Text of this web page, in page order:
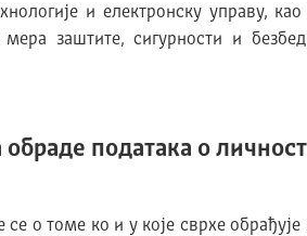
и електронску управу,
заштите, сигурности и
података о
о томе ко и у које сврхе